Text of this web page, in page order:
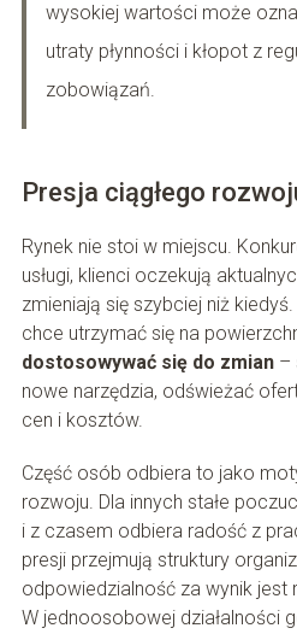
wysokiej wartości może
utraty płynności i kłopot z
zobowiązań.
Presja ciągłego
Rynek nie stoi w miejscu.
usługi, klienci oczekują
zmieniają się szybciej niż
chce utrzymać się na
dostosowywać się do zmian–
nowe narzędzia, odświeżać
cen i kosztów.
Część osób odbiera to jako
rozwoju. Dla innych stałe
i z czasem odbiera radość z
presji przejmują struktury
odpowiedzialność za wynik jest
W jednoosobowej działalności